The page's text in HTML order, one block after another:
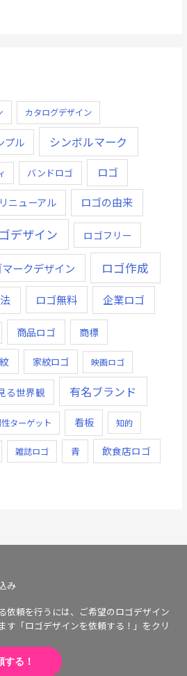
カタログデザイン
プル シンボルマーク
バンドロゴ ロゴ
ニューアル ロゴの由来
デザイン ロゴフリー
マークデザイン ロゴ作成
ロゴ無料 企業ロゴ
商品ロゴ 商標
家紋ロゴ 映画ロゴ
る世界観 有名ブランド
ターゲット 看板 知的
雑誌ロゴ 青 飲食店ロゴ
み
依頼を行うには、ご希望のロゴデザイン
す「ロゴデザインを依頼する！」をクリ
する！